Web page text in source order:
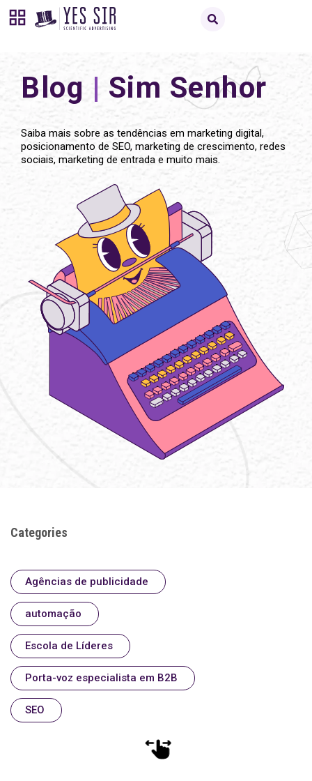
Blog | Sim Senhor
Saiba mais sobre as tendências em marketing digital,
posicionamento de SEO, marketing de crescimento, redes
sociais, marketing de entrada e muito mais.
Categories
Agências de publicidade
automação
Escola de Líderes
Porta-voz especialista em B2B
SEO